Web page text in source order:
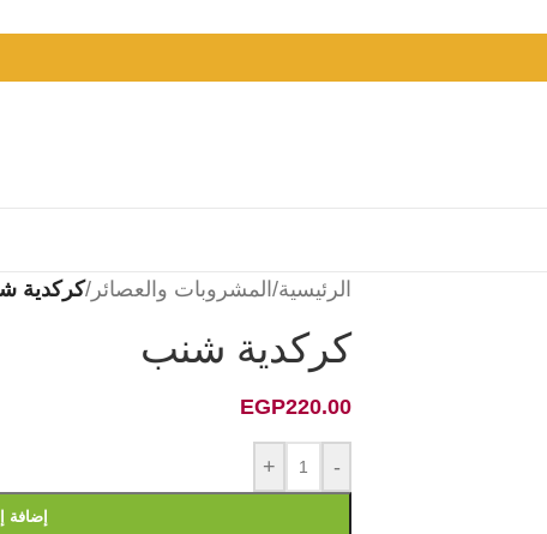
الرئيسية/المشروبات والعصائر /كركدية
كركدية شنب
EGP220.00
-
+
إضافة